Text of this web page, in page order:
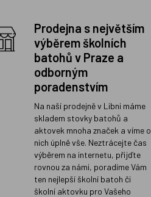
Prodejna s největším
výběrem školních
batohů v Praze a
odborným
poradenstvím
Na naší prodejně v Libni máme
skladem stovky batohů a
aktovek mnoha značek a víme o
nich úplně vše. Neztrácejte čas
výběrem na internetu, přijďte
rovnou za námi, poradíme Vám
ten nejlepší školní batoh či
školní aktovku pro Vašeho